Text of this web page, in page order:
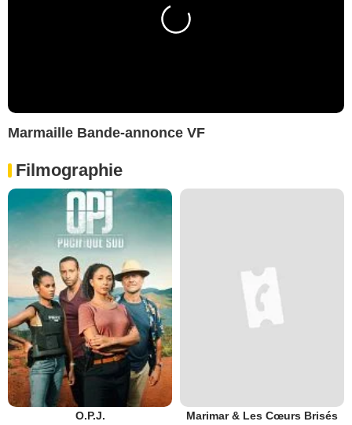
Marmaille Bande-annonce VF
Filmographie
O.P.J. Marimar & Les Cœurs Brisés